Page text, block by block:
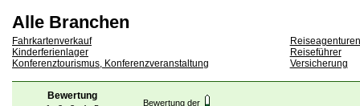
Alle Branchen
Fahrkartenverkauf
Kinderferienlager
Konferenztourismus, Konferenzveranstaltung
Reiseagenturen
Reiseführer
Versicherung
Bewertung
Bewertung der